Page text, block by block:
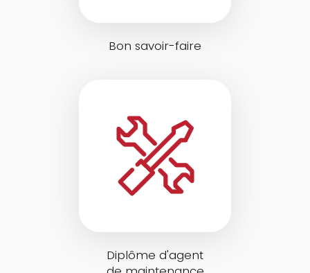
Bon savoir-faire
Diplôme d'agent